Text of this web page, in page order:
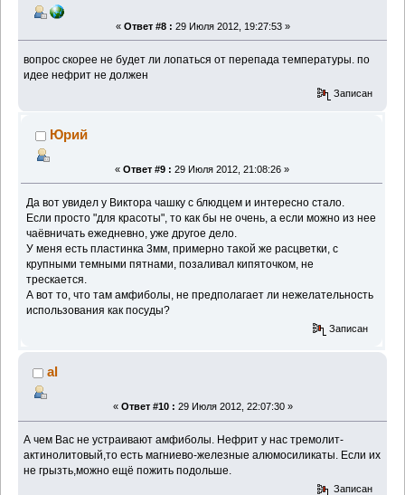
« Ответ #8 : 29 Июля 2012, 19:27:53 »
вопрос скорее не будет ли лопаться от перепада температуры. по
идее нефрит не должен
Записан
Юрий
« Ответ #9 : 29 Июля 2012, 21:08:26 »
Да вот увидел у Виктора чашку с блюдцем и интересно стало.
Если просто "для красоты", то как бы не очень, а если можно из нее
чаёвничать ежедневно, уже другое дело.
У меня есть пластинка 3мм, примерно такой же расцветки, с
крупными темными пятнами, позаливал кипяточком, не
трескается.
А вот то, что там амфиболы, не предполагает ли нежелательность
использования как посуды?
Записан
al
« Ответ #10 : 29 Июля 2012, 22:07:30 »
А чем Вас не устраивают амфиболы. Нефрит у нас тремолит-
актинолитовый,то есть магниево-железные алюмосиликаты. Если их
не грызть,можно ещё пожить подольше.
Записан